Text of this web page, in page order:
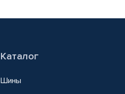
Каталог
Шины